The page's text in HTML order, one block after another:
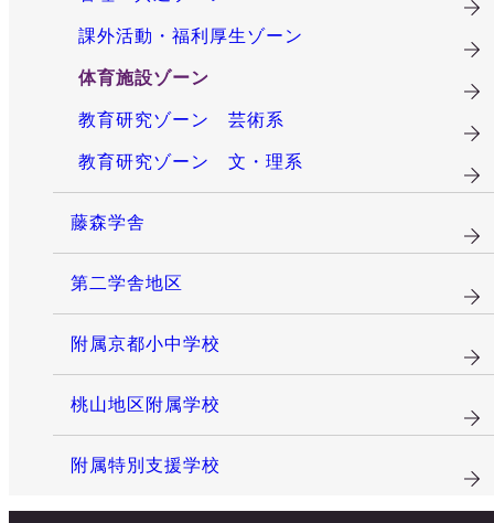
課外活動・福利厚生ゾーン
体育施設ゾーン
教育研究ゾーン 芸術系
教育研究ゾーン 文・理系
藤森学舎
第二学舎地区
附属京都小中学校
桃山地区附属学校
附属特別支援学校